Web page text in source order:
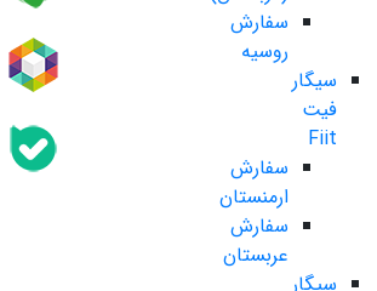
سفارش
روسیه
سیگار
فیت
Fiit
سفارش
ارمنستان
سفارش
عربستان
سیگار